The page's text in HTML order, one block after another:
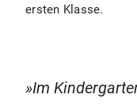
ersten Klasse.
Im